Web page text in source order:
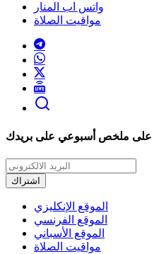
واتس اب المنار
مواقيت الصلاة
على ملخص أسبوعي على بريدك
اشتراك
الموقع الإنكليزي
الموقع الفرنسي
الموقع الأسباني
مواقيت الصلاة